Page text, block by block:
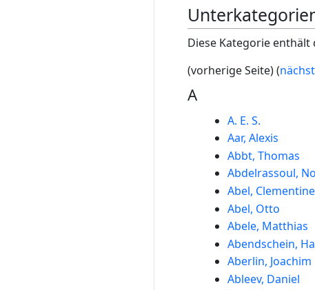
Diese Kategorie
(vorherige Seite) (
A
A. E. S.
Aar, Alexis
Abbt, Thomas
Abdelrassoul,
Abel, Clementine
Abel, Otto
Abele, Matthias
Abendschein,
Aberlin, Joachim
Ableev, Daniel